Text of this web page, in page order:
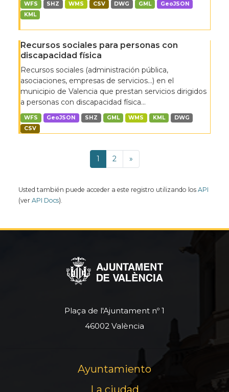
WFS SHZ WMS CSV DWG GML
GeoJSON
KML
Recursos sociales para personas con
discapacidad física
Recursos sociales (administración pública,
asociaciones, empresas de servicios…) en el
municipio de Valencia que prestan servicios dirigidos
a personas con discapacidad física...
WFS GeoJSON SHZ GML WMS KML
DWG
CSV
1 2 »
Usted también puede acceder a este registro utilizando los API
(ver API Docs).
Plaça de l'Ajuntament nº 1
46002 València
Ayuntamiento
La ciudad